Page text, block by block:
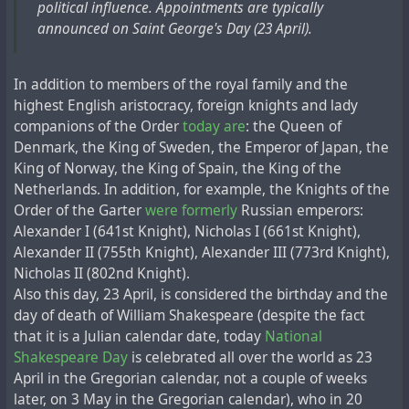
Выдуманная история постоянно отдает, наследует,
продает, завоевывает и распределяет страны и
народы, которые раньше были вместе.
Ложная история лжет, разделяет, придумывает
интриги и неблаговидные поступки, смешивает
истинное с ложным и сеет раздор.
Мюллер причисляет декреталии Исидора и
большинство документов к ранее признанным
подделкам. Хардуэн уже установил, что последние
документы были подделкой.
По мнению Мюллера, главными мастерскими по
подделке документов были Монте-Кассино и Сен-
Дени - среди многих других. Автор предполагает, что
эти подделки распространялись и в его собственное
времена.
Современная информация о Джонсоне из английской
википедии:
Эдвин Джонсон (1842-1901) - английский историк,
наиболее известный своей радикальной критикой
христианской историографии.
Hardouin.
The New York Times
притворился, что бюст подлинный.
прошлой неделе книгу "Недостающее звено в
археологии", в которой он также назвал
Нефертити подделкой, сделанной художником по
образцу статной жены Борхардта.
Общественный и политический энтузиазм по
поводу находки в то время придал артефакту
"собственную динамику" и привел к тому, что
Борхардт позаботился о том, чтобы артефакт
был скрыт от глаз общественности до 1924 года,
утверждают авторы.
Он хранил ее в своей гостиной в течение
следующих 11 лет, а затем передал в берлинский
музей, и с тех пор она является одной из главных
туристических достопримечательностей города.
political influence. Appointments are typically
announced on Saint George's Day (23 April).
In addition to members of the royal family and the
highest English aristocracy, foreign knights and lady
companions of the Ordertoday are: the Queen of
Denmark, the King of Sweden, the Emperor of Japan, the
King of Norway, the King of Spain, the King of the
Netherlands. In addition, for example, the Knights of the
Order of the Garterwere formerly Russian emperors:
Alexander I (641st Knight), Nicholas I (661st Knight),
Alexander II (755th Knight), Alexander III (773rd Knight),
Nicholas II (802nd Knight).
Also this day, 23 April, is considered the birthday and the
day of death of William Shakespeare (despite the fact
that it is a Julian calendar date, today National
Shakespeare Day is celebrated all over the world as 23
April in the Gregorian calendar, not a couple of weeks
later, on 3 May in the Gregorian calendar), who in 20